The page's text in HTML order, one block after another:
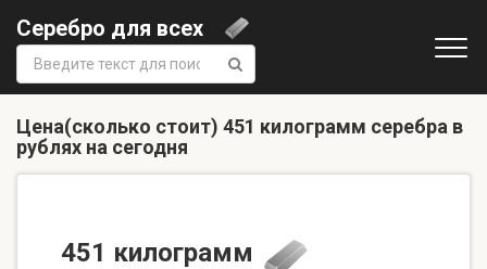
Серебро для всех
Поиск:
Цена(сколько стоит) 451 килограмм серебра в
рублях на сегодня
451 килограмм